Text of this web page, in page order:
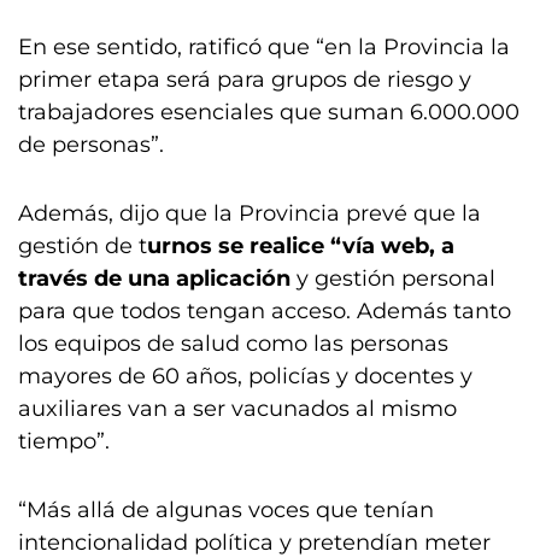
En ese sentido, ratificó que “en la Provincia la
primer etapa será para grupos de riesgo y
trabajadores esenciales que suman 6.000.000
de personas”.
Además, dijo que la Provincia prevé que la
gestión de turnos se realice “vía web, a
través de una aplicación y gestión personal
para que todos tengan acceso. Además tanto
los equipos de salud como las personas
mayores de 60 años, policías y docentes y
auxiliares van a ser vacunados al mismo
tiempo”.
“Más allá de algunas voces que tenían
intencionalidad política y pretendían meter